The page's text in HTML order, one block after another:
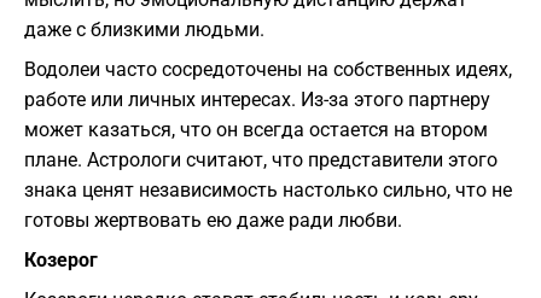
даже с близкими людьми.
Водолеи часто сосредоточены на собственных идеях,
работе или личных интересах. Из-за этого партнеру
может казаться, что он всегда остается на втором
плане. Астрологи считают, что представители этого
знака ценят независимость настолько сильно, что не
готовы жертвовать ею даже ради любви.
Козерог